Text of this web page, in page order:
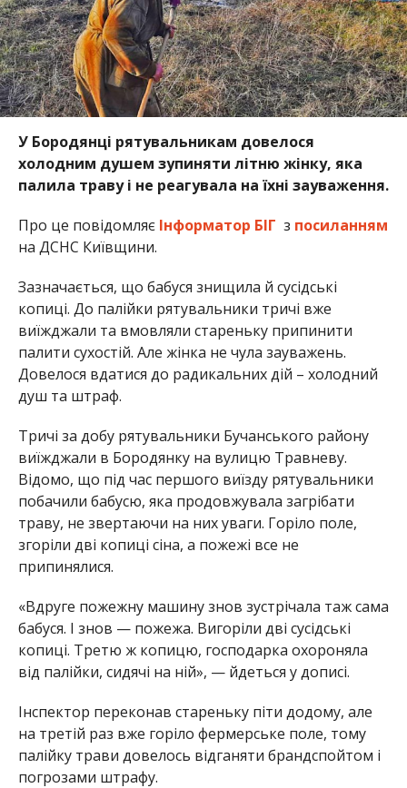
У Бородянці рятувальникам довелося
холодним душем зупиняти літню жінку, яка
палила траву і не реагувала на їхні зауваження.
Про це повідомляє Інформатор БІГ з посиланням
на ДСНС Київщини.
Зазначається, що бабуся знищила й сусідські
копиці. До палійки рятувальники тричі вже
виїжджали та вмовляли стареньку припинити
палити сухостій. Але жінка не чула зауважень.
Довелося вдатися до радикальних дій – холодний
душ та штраф.
Тричі за добу рятувальники Бучанського району
виїжджали в Бородянку на вулицю Травневу.
Відомо, що під час першого виїзду рятувальники
побачили бабусю, яка продовжувала загрібати
траву, не звертаючи на них уваги. Горіло поле,
згоріли дві копиці сіна, а пожежі все не
припинялися.
«Вдруге пожежну машину знов зустрічала таж сама
бабуся. І знов — пожежа. Вигоріли дві сусідські
копиці. Третю ж копицю, господарка охороняла
від палійки, сидячі на ній», — йдеться у дописі.
Інспектор переконав стареньку піти додому, але
на третій раз вже горіло фермерське поле, тому
палійку трави довелось відганяти брандспойтом і
погрозами штрафу.